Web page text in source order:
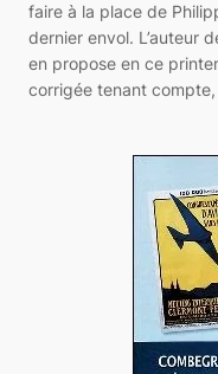
faire à la place de
dernier envol. L’auteur
en propose en ce
corrigée tenant